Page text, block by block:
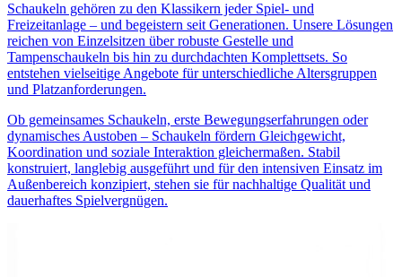
Schaukeln gehören zu den Klassikern jeder Spiel- und
Freizeitanlage – und begeistern seit Generationen. Unsere Lösungen
reichen von Einzelsitzen über robuste Gestelle und
Tampenschaukeln bis hin zu durchdachten Komplettsets. So
entstehen vielseitige Angebote für unterschiedliche Altersgruppen
und Platzanforderungen.
Ob gemeinsames Schaukeln, erste Bewegungserfahrungen oder
dynamisches Austoben – Schaukeln fördern Gleichgewicht,
Koordination und soziale Interaktion gleichermaßen. Stabil
konstruiert, langlebig ausgeführt und für den intensiven Einsatz im
Außenbereich konzipiert, stehen sie für nachhaltige Qualität und
dauerhaftes Spielvergnügen.